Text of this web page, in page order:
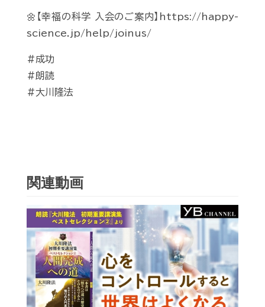
🌼【幸福の科学 入会のご案内】https://happy-
science.jp/help/joinus/
#成功
#朗読
#大川隆法
関連動画